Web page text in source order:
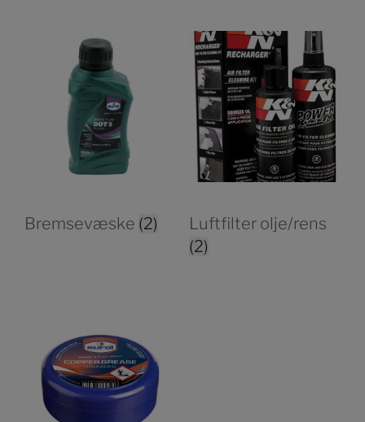
Bremsevæske (2)
Luftfilter olje/rens
(2)